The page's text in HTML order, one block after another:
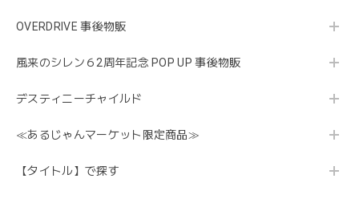
OVERDRIVE 事後物販
風来のシレン６2周年記念 POP UP 事後物販
デスティニーチャイルド
≪あるじゃんマーケット限定商品≫
【タイトル】で探す